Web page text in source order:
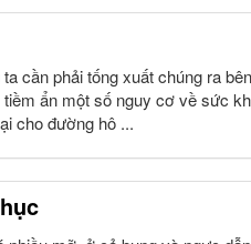
cần phải tống xuất chúng ra
ẩn một số nguy cơ về sức
cho đường hô ...